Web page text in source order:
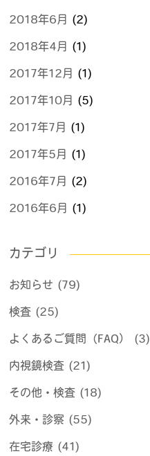
2018年6月 (2)
2018年4月 (1)
2017年12月 (1)
2017年10月 (5)
2017年7月 (1)
2017年5月 (1)
2016年7月 (2)
2016年6月 (1)
カテゴリ
お知らせ (79)
検査 (25)
よくあるご質問（FAQ） (3)
内視鏡検査 (21)
その他・検査 (18)
外来・診察 (55)
在宅診療 (41)